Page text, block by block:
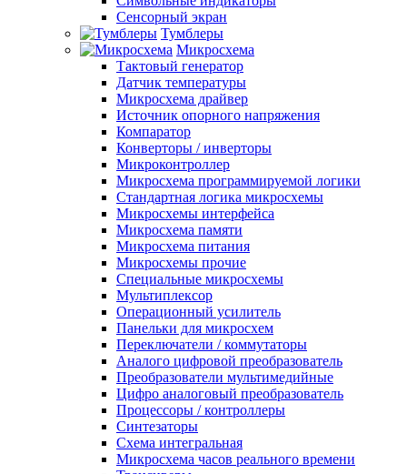
Сенсорный экран
Тумблеры
Микросхема
Тактовый генератор
Датчик температуры
Микросхема драйвер
Источник опорного напряжения
Компаратор
Конверторы / инверторы
Микроконтроллер
Микросхема программируемой логики
Стандартная логика микросхемы
Микросхемы интерфейса
Микросхема памяти
Микросхема питания
Микросхемы прочие
Специальные микросхемы
Мультиплексор
Операционный усилитель
Панельки для микросхем
Переключатели / коммутаторы
Аналого цифровой преобразователь
Преобразователи мультимедийные
Цифро аналоговый преобразователь
Процессоры / контроллеры
Синтезаторы
Схема интегральная
Микросхема часов реального времени